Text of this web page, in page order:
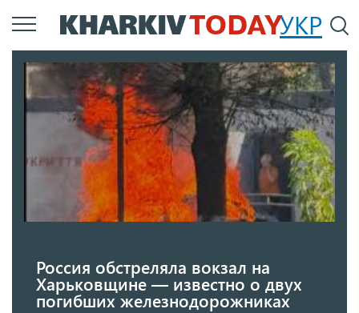
Перейти
к
содержанию
УКР
Россия обстреляла вокзал на
Харьковщине — известно о двух
погибших железнодорожниках